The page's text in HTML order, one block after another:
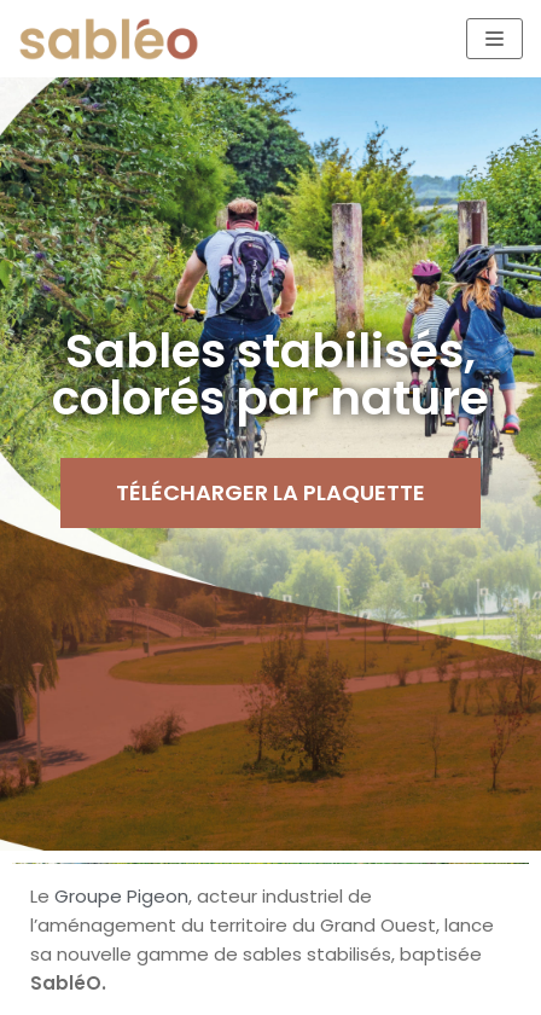
Aller
au
contenu
Sables stabilisés,
colorés par nature
TÉLÉCHARGER LA PLAQUETTE
Le Groupe Pigeon, acteur industriel de
l’aménagement du territoire du Grand Ouest, lance
sa nouvelle gamme de sables stabilisés, baptisée
SabléO.